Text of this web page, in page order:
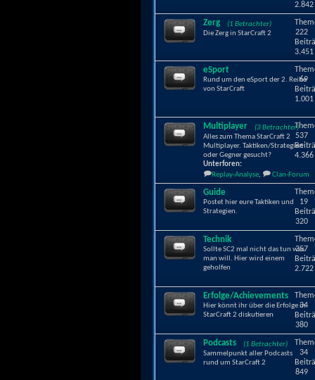
2.842
Zerg
(1 Betrachter)
Die Zerg in StarCraft 2
222
3.451
eSport
Rund um den eSport der 2. Reihe
von StarCraft
69
1.001
Multiplayer
(3 Betrachter)
Alles zum Thema StarCraft 2
Multiplayer. Taktiken/Strategien
oder Gegner gesucht?
Unterforen:
Replay-Analyse, Clan-Forum
537
4.366
Guide
Postet hier eure Taktiken und
Strategien.
19
320
Technik
Sollte SC2 mal nicht das tun was
man will. Hier wird einem
geholfen
357
2.722
Erfolge/Achievements
Hier könnt ihr über die Erfolge in
StarCraft 2 diskutieren
34
380
Podcasts
(1 Betrachter)
Sammelpunkt aller Podcasts
rund um StarCraft 2
34
849